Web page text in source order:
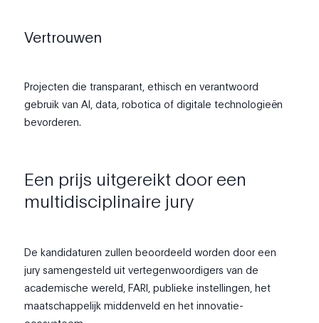
Vertrouwen
Projecten die transparant, ethisch en verantwoord
gebruik van AI, data, robotica of digitale technologieën
bevorderen.
Een prijs uitgereikt door een
multidisciplinaire jury
De kandidaturen zullen beoordeeld worden door een
jury samengesteld uit vertegenwoordigers van de
academische wereld, FARI, publieke instellingen, het
maatschappelijk middenveld en het innovatie-